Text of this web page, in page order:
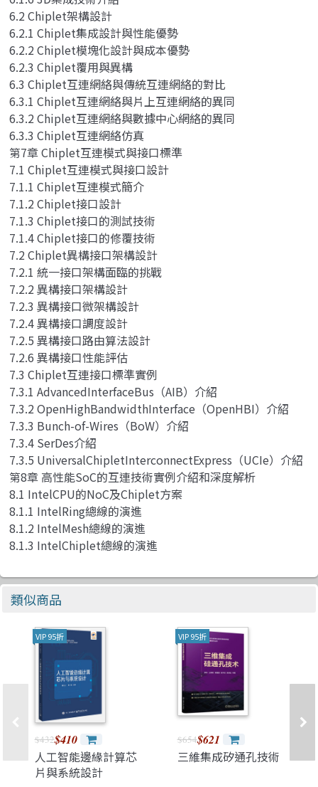
6.2 Chiplet架構設計
6.2.1 Chiplet集成設計與性能優勢
6.2.2 Chiplet模塊化設計與成本優勢
6.2.3 Chiplet覆用與異構
6.3 Chiplet互連網絡與傳統互連網絡的對比
6.3.1 Chiplet互連網絡與片上互連網絡的異同
6.3.2 Chiplet互連網絡與數據中心網絡的異同
6.3.3 Chiplet互連網絡仿真
第7章 Chiplet互連模式與接口標準
7.1 Chiplet互連模式與接口設計
7.1.1 Chiplet互連模式簡介
7.1.2 Chiplet接口設計
7.1.3 Chiplet接口的測試技術
7.1.4 Chiplet接口的修覆技術
7.2 Chiplet異構接口架構設計
7.2.1 統一接口架構面臨的挑戰
7.2.2 異構接口架構設計
7.2.3 異構接口微架構設計
7.2.4 異構接口調度設計
7.2.5 異構接口路由算法設計
7.2.6 異構接口性能評估
7.3 Chiplet互連接口標準實例
7.3.1 AdvancedInterfaceBus（AIB）介紹
7.3.2 OpenHighBandwidthInterface（OpenHBI）介紹
7.3.3 Bunch-of-Wires（BoW）介紹
7.3.4 SerDes介紹
7.3.5 UniversalChipletInterconnectExpress（UCIe）介紹
第8章 高性能SoC的互連技術實例介紹和深度解析
8.1 IntelCPU的NoC及Chiplet方案
8.1.1 IntelRing總線的演進
8.1.2 IntelMesh總線的演進
8.1.3 IntelChiplet總線的演進
類似商品
VIP 95折
$432$410
人工智能邊緣計算芯
片與系統設計
VIP 95折
$654$621
三維集成矽通孔技術